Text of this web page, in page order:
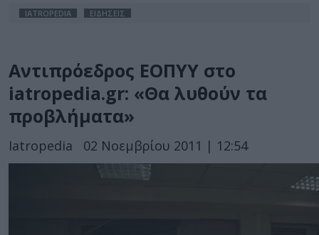
IATROPEDIA ΕΙΔΗΣΕΙΣ
Αντιπρόεδρος ΕΟΠΥΥ στο
iatropedia.gr: «Θα λυθούν τα
προβλήματα»
Iatropedia 02 Νοεμβρίου 2011 | 12:54